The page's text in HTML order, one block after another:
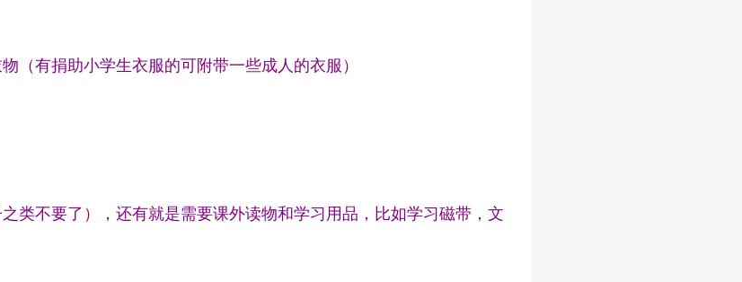
（有捐助小学生衣服的可附带一些成人的衣服）
类不要了），还有就是需要课外读物和学习用品，比如学习磁带，文